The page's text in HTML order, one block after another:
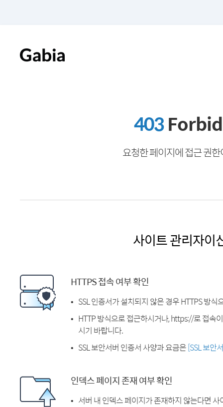
403
요청한 페이지에 접근 권
사이트 관리자이
HTTPS 접속 여부 확인
SSL 인증서가 설치되지 않은 경우 HTTPS 방식
HTTP 방식으로 접근하시거나, https://로 접속
시기 바랍니다.
SSL 보안서버 인증서 사양과 요금은[SSL 보안
인덱스 페이지 존재 여부 확인
서버 내 인덱스 페이지가 존재하지 않는다면